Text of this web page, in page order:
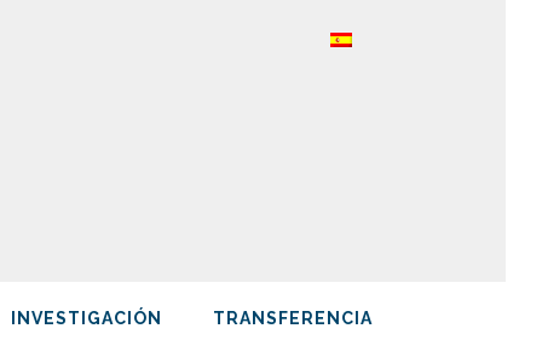
INVESTIGACIÓN TRANSFERENCIA